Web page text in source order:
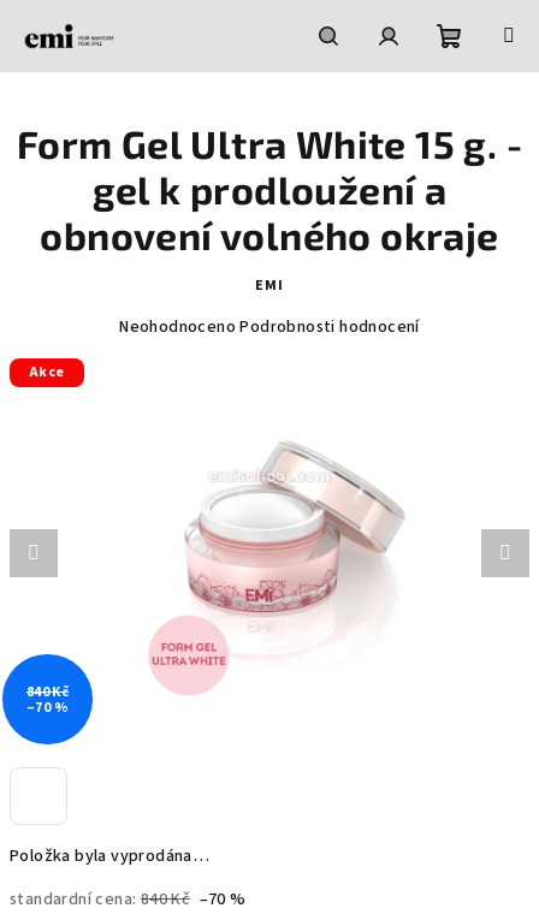
HledatPřihlášeníNákupní
košík
Položka byla vyprodána…
standardní cena: 840 Kč –70 %
Form Gel Ultra White 15 g. -
gel k prodloužení a
obnovení volného okraje
EMI
Průměrné
Neohodnoceno Podrobnosti hodnocení
Akce
840 Kč
–70 %